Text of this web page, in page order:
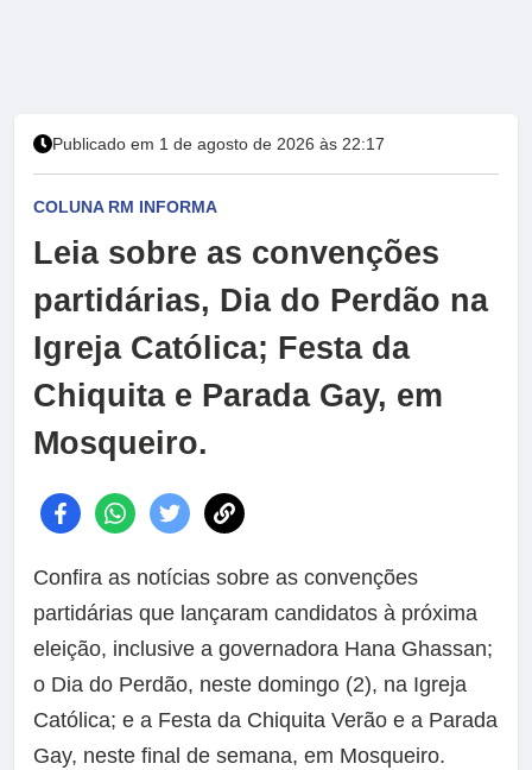
Publicado em 1 de agosto de 2026 às 22:17
COLUNA RM INFORMA
Leia sobre as convenções
partidárias, Dia do Perdão na
Igreja Católica; Festa da
Chiquita e Parada Gay, em
Mosqueiro.
Confira as notícias sobre as convenções
partidárias que lançaram candidatos à próxima
eleição, inclusive a governadora Hana Ghassan;
o Dia do Perdão, neste domingo (2), na Igreja
Católica; e a Festa da Chiquita Verão e a Parada
Gay, neste final de semana, em Mosqueiro.